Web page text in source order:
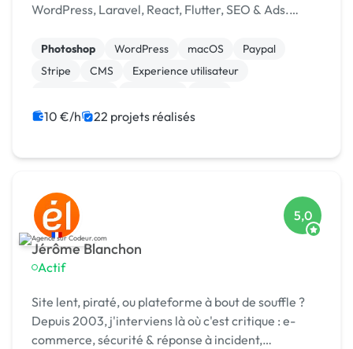
WordPress, Laravel, React, Flutter, SEO & Ads.
Photoshop WordPress macOS
Paypal
Stripe
CMS
Experience utilisateur
10 €/h 22 projets réalisés
Jérôme Blanchon
Actif
5,0
Site lent, piraté, ou plateforme à bout de souffle ?
Depuis 2003, j'interviens là où c'est critique : e-
commerce, sécurité & réponse à incident,